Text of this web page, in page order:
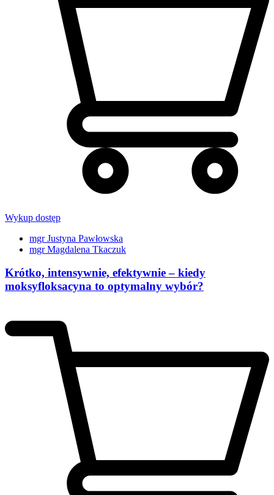
Wykup dostęp
mgr Justyna Pawłowska
mgr Magdalena Tkaczuk
Krótko, intensywnie, efektywnie – kiedy
moksyfloksacyna to optymalny wybór?